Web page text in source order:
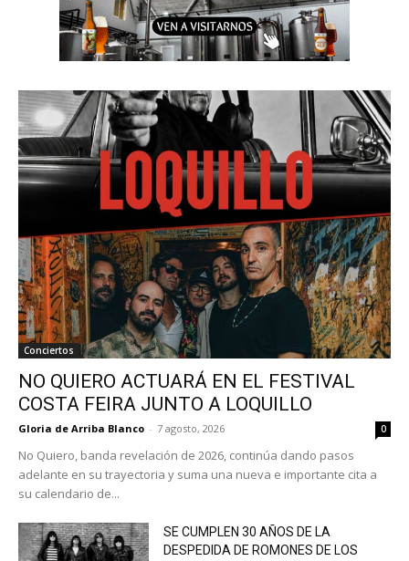
Conciertos
NO QUIERO ACTUARÁ EN EL FESTIVAL
COSTA FEIRA JUNTO A LOQUILLO
Gloria de Arriba Blanco - 7 agosto, 2026 0
No Quiero, banda revelación de 2026, continúa dando pasos
adelante en su trayectoria y suma una nueva e importante cita a
su calendario de...
SE CUMPLEN 30 AÑOS DE LA
DESPEDIDA DE ROMONES DE LOS